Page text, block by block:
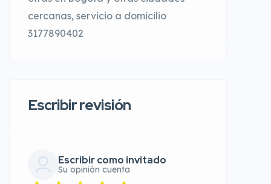
cercanas, servicio a domicilio
3177890402
Escribir revisión
Escribir como invitado
Su opinión cuenta